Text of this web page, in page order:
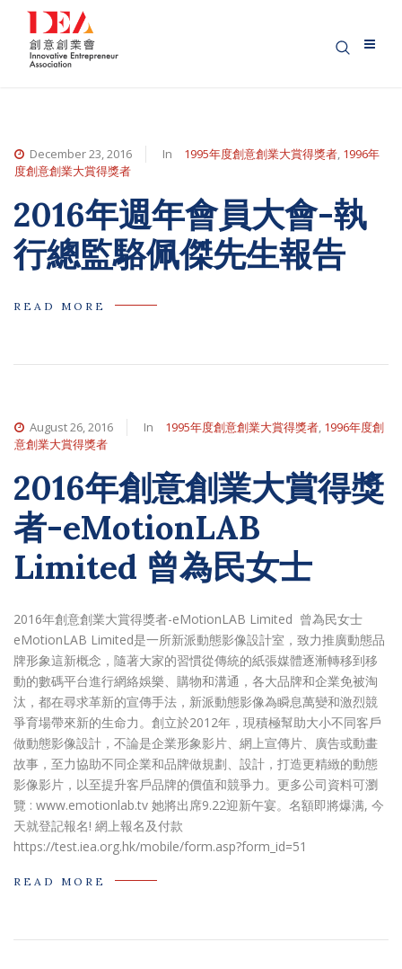
December 23, 2016 In 1995年度創意創業大賞得獎者, 1996年
度創意創業大賞得獎者
2016年週年會員大會-執
行總監駱佩傑先生報告
READ MORE
August 26, 2016 In 1995年度創意創業大賞得獎者, 1996年度創
意創業大賞得獎者
2016年創意創業大賞得獎
者-eMotionLAB
Limited 曾為民女士
2016年創意創業大賞得獎者-eMotionLAB Limited 曾為民女士
eMotionLAB Limited是一所新派動態影像設計室，致力推廣動態品
牌形象這新概念，隨著大家的習慣從傳統的紙張媒體逐漸轉移到移
動的數碼平台進行網絡娛樂、購物和溝通，各大品牌和企業免被淘
汰，都在尋求革新的宣傳手法，新派動態影像為瞬息萬變和激烈競
爭育場帶來新的生命力。創立於2012年，現積極幫助大小不同客戶
做動態影像設計，不論是企業形象影片、網上宣傳片、廣告或動畫
故事，至力協助不同企業和品牌做規劃、設計，打造更精緻的動態
影像影片，以至提升客戶品牌的價值和競爭力。更多公司資料可瀏
覽 : www.emotionlab.tv 她將出席9.22迎新午宴。名額即將爆满, 今
天就登記報名! 網上報名及付款
https://test.iea.org.hk/mobile/form.asp?form_id=51
READ MORE